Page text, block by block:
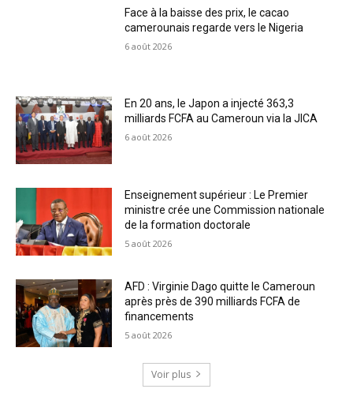
Face à la baisse des prix, le cacao
camerounais regarde vers le Nigeria
6 août 2026
En 20 ans, le Japon a injecté 363,3
milliards FCFA au Cameroun via la JICA
6 août 2026
Enseignement supérieur : Le Premier
ministre crée une Commission nationale
de la formation doctorale
5 août 2026
AFD : Virginie Dago quitte le Cameroun
après près de 390 milliards FCFA de
financements
5 août 2026
Voir plus